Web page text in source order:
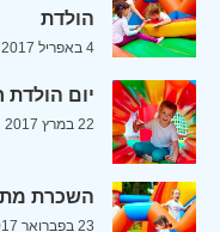
הולדת
4 באפריל 2017
יום
22 במרץ 2017
השכרת
23 בפברואר 2017